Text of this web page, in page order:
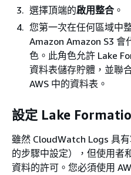
選擇頂端的啟用整合 。
您第一次在任何區域中
Amazon Amazon S3 會
色。此角色允許 Lake
資料表儲存貯體，並聯
AWS 中的資料表。
設定 Lake
雖然 CloudWatch Logs 具
的步驟中設定），但使用者
資料的許可。您必須使用